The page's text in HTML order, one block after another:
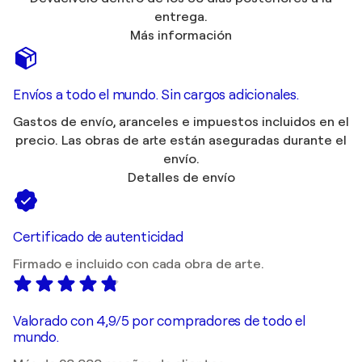
entrega.
Más información
Envíos a todo el mundo. Sin cargos adicionales.
Gastos de envío, aranceles e impuestos incluidos en el
precio. Las obras de arte están aseguradas durante el
envío.
Detalles de envío
Certificado de autenticidad
Firmado e incluido con cada obra de arte.
Valorado con 4,9/5 por compradores de todo el
mundo.